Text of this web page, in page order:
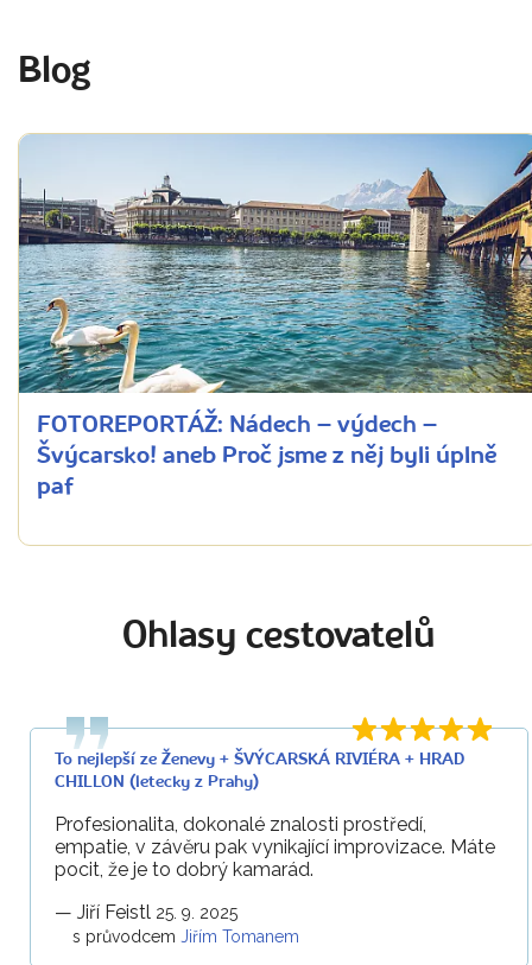
Blog
FOTOREPORTÁŽ: Nádech – výdech –
Švýcarsko! aneb Proč jsme z něj byli úplně
paf
Ohlasy cestovatelů
To nejlepší ze Ženevy + ŠVÝCARSKÁ RIVIÉRA + HRAD
CHILLON (letecky z Prahy)
Profesionalita, dokonalé znalosti prostředí,
empatie, v závěru pak vynikající improvizace. Máte
pocit, že je to dobrý kamarád.
— Jiří Feistl 25. 9. 2025
s průvodcem Jiřím Tomanem